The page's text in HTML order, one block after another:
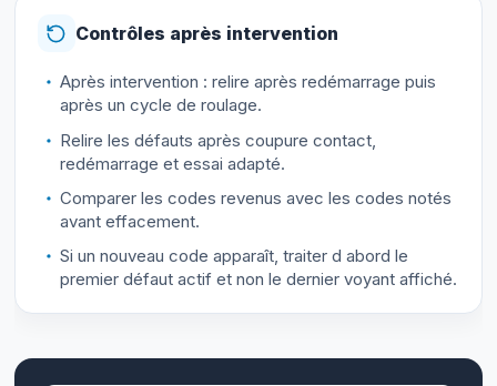
Contrôles après intervention
Après intervention : relire après redémarrage puis
après un cycle de roulage.
Relire les défauts après coupure contact,
redémarrage et essai adapté.
Comparer les codes revenus avec les codes notés
avant effacement.
Si un nouveau code apparaît, traiter d abord le
premier défaut actif et non le dernier voyant affiché.